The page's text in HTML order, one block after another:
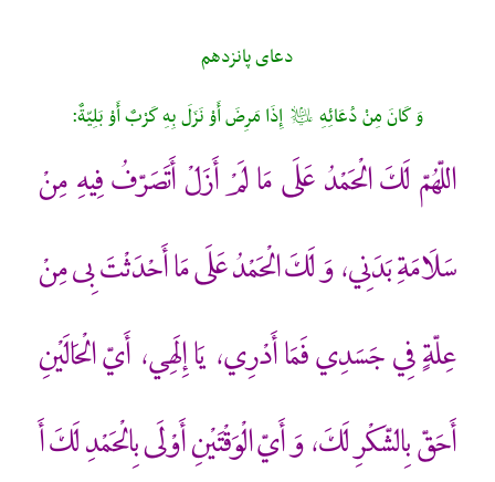
دعای پانزدهم
وَ كَانَ مِنْ دُعَائِهِعليه‌السلامإِذَا مَرِضَ أَوْ نَزَلَ بِهِ كَرْبٌ أَوْ بَلِيّةٌ:
اللّهُمّ لَكَ الْحَمْدُ عَلَى مَا لَمْ أَزَلْ أَتَصَرّفُ فِيهِ مِنْ
سَلَامَةِ بَدَنِي، وَ لَكَ الْحَمْدُ عَلَى مَا أَحْدَثْتَ بِي مِنْ
عِلّةٍ فِي جَسَدِي‏ فَمَا أَدْرِي، يَا إِلَهِي، أَيّ الْحَالَيْنِ
أَحَقّ بِالشّكْرِ لَكَ، وَ أَيّ الْوَقْتَيْنِ أَوْلَى بِالْحَمْدِ لَكَ‏ أَ